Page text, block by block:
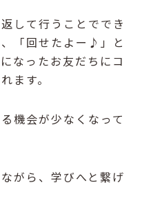
して行うことででき
「回せたよー♪」と
なったお友だちにコ
ます。
機会が少なくなって
がら、学びへと繋げ